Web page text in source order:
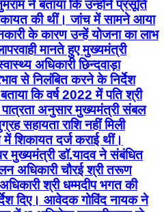
ने बताया कि उन्होंने प्रसूति
की थीं। जांच में सामने आया
के कारण उन्हें योजना का लाभ
मानते हुए मुख्यमंत्री
अधिकारी छिन्दवाड़ा
से निलंबित करने के निर्देश
कि वर्ष 2022 में पति श्री
पात्रता अनुसार मुख्यमंत्री संबल
सहायता राशि नहीं मिली
शिकायत दर्ज कराई थीं।
मुख्यमंत्री डॉ.यादव ने संबंधित
अधिकारी चौरई श्री तरूण
श्री धम्मदीप भगत की
दिए। आवेदक गोविंद नायक ने